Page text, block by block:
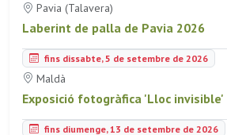
Pavia (Talavera)
Laberint de palla de Pavia 2026
fins dissabte, 5 de setembre de 2026
Maldà
Exposició fotogràfica 'Lloc invisible'
fins diumenge, 13 de setembre de 2026